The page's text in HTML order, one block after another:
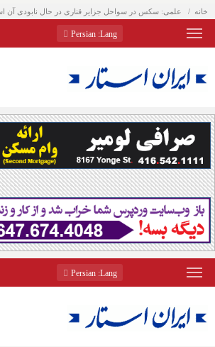
خانه علمی: سکس در سواحل جزایر قناری در حال نابودی آن
Lang
: Persian
Lang
: Persian